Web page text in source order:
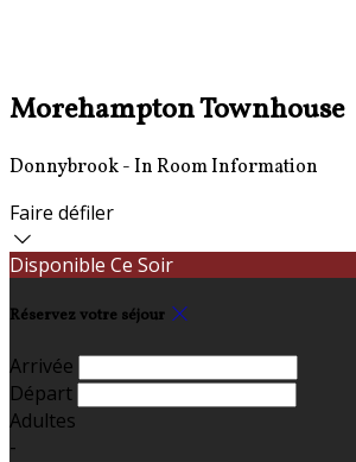
Morehampton Townhouse
Donnybrook - In Room Information
Faire défiler
Disponible Ce Soir
Réservez votre séjour
Arrivée
Départ
Adultes
-